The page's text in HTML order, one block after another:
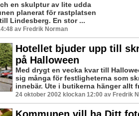
en skulptur av lite udda
planerat för rastplatsen
Lindesberg. En stor ...
av Fredrik Norman
Hotellet bjuder upp till
på Halloween
Med drygt en vecka kvar till
sig många för festligheterna som
innebär. Ute i butikerna hänger allt
24 oktober 2002 klockan 12:00 av Fredrik